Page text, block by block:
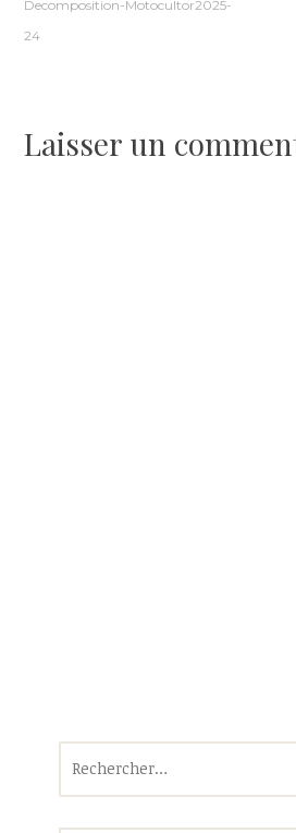
de
Decomposition-Motocultor2025-
24
Laisser un